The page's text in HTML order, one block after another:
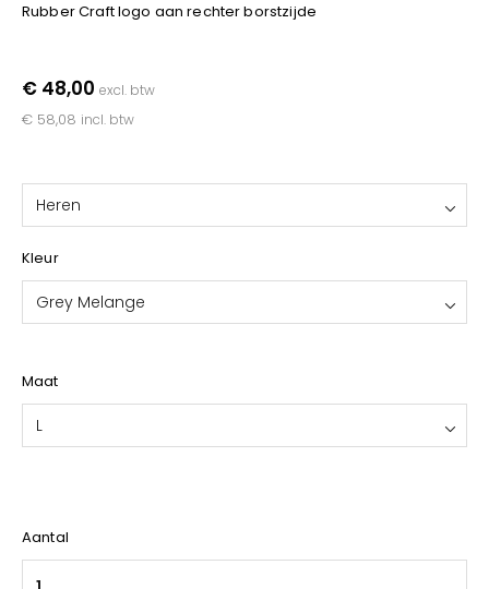
TowelCity
Rubber Craft logo aan rechter borstzijde
€ 48,00 excl. btw
€ 58,08 incl. btw
Heren
Kleur
Grey Melange
Maat
L
Aantal